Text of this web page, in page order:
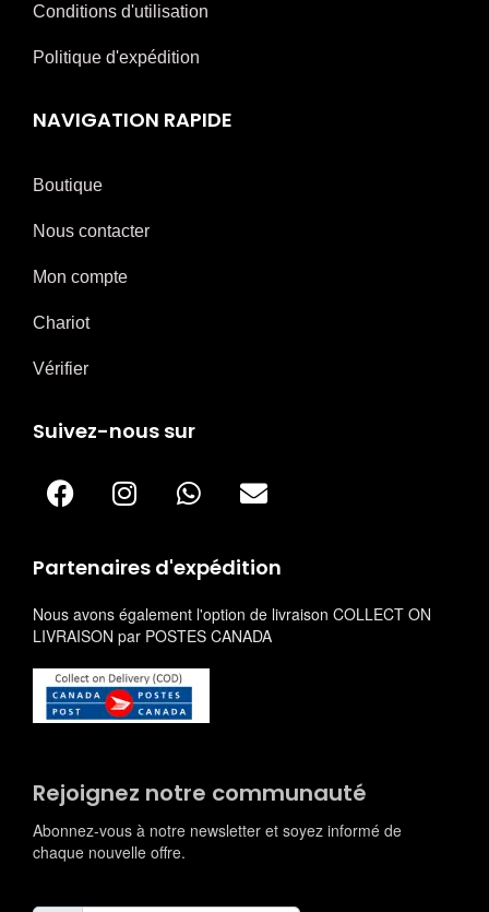
Conditions d'utilisation
Politique d'expédition
NAVIGATION RAPIDE
Boutique
Nous contacter
Mon compte
Chariot
Vérifier
Suivez-nous sur
Partenaires d'expédition
Nous avons également l'option de livraison COLLECT ON
LIVRAISON par POSTES CANADA
Rejoignez notre communauté
Abonnez-vous à notre newsletter et soyez informé de
chaque nouvelle offre.